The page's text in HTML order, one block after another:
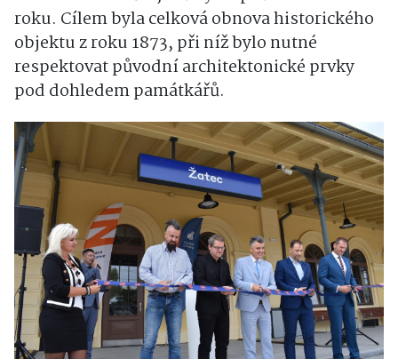
roku. Cílem byla celková obnova historického
objektu z roku 1873, při níž bylo nutné
respektovat původní architektonické prvky
pod dohledem památkářů.